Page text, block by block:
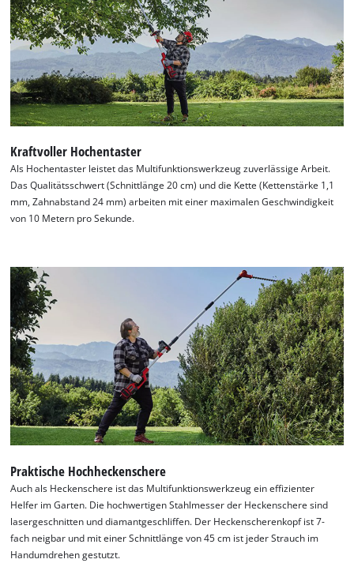
This content is not permitted to load due
to trackers that are not disclosed to the
visitor. The website owner needs to setup
the site with their CMP to add this content
to the list of technologies used.
Powered byUsercentrics Consent
Management Platform
Kraftvoller Hochentaster
Als Hochentaster leistet das Multifunktionswerkzeug zuverlässige Arbeit.
Das Qualitätsschwert (Schnittlänge 20 cm) und die Kette (Kettenstärke 1,1
mm, Zahnabstand 24 mm) arbeiten mit einer maximalen Geschwindigkeit
von 10 Metern pro Sekunde.
Praktische Hochheckenschere
Auch als Heckenschere ist das Multifunktionswerkzeug ein effizienter
Helfer im Garten. Die hochwertigen Stahlmesser der Heckenschere sind
lasergeschnitten und diamantgeschliffen. Der Heckenscherenkopf ist 7-
fach neigbar und mit einer Schnittlänge von 45 cm ist jeder Strauch im
Handumdrehen gestutzt.